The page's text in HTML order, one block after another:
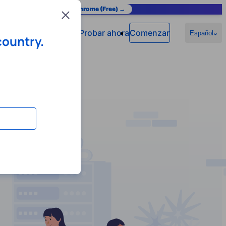
Add to Chrome (Free) →
Probar ahoraComenzar Español
Close